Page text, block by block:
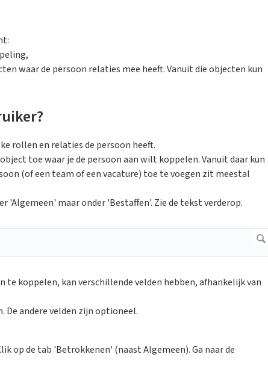
waar de persoon relaties mee heeft. Vanuit die objecten kun
rollen en relaties de persoon heeft.
toe waar je de persoon aan wilt koppelen. Vanuit daar kun
(of een team of een vacature) toe te voegen zit meestal
'Algemeen' maar onder 'Bestaffen'. Zie de tekst verderop.
koppelen, kan verschillende velden hebben, afhankelijk van
andere velden zijn optioneel.
op de tab 'Betrokkenen' (naast Algemeen). Ga naar de